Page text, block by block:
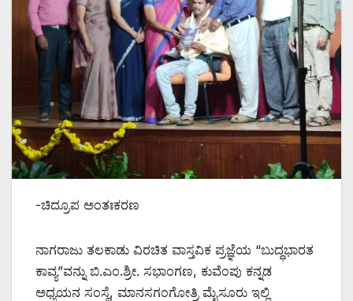
-ಚಿದ್ರೂಪ ಅಂತಃಕರಣ
ನಾಗರಾಜು ತಲಕಾಡು ವಿರಚಿತ ವಾಸ್ತವಿಕ ಪ್ರಜ್ಞೆಯ “ಬುದ್ಧಭಾರತ
ಕಾವ್ಯ”ವನ್ನು ಬಿ.ಎಂ.ಶ್ರೀ. ಸಭಾಂಗಣ, ಕುವೆಂಪು ಕನ್ನಡ
ಅಧ್ಯಯನ ಸಂಸ್ಥೆ, ಮಾನಸಗಂಗೋತ್ರಿ ಮೈಸೂರು ಇಲ್ಲಿ